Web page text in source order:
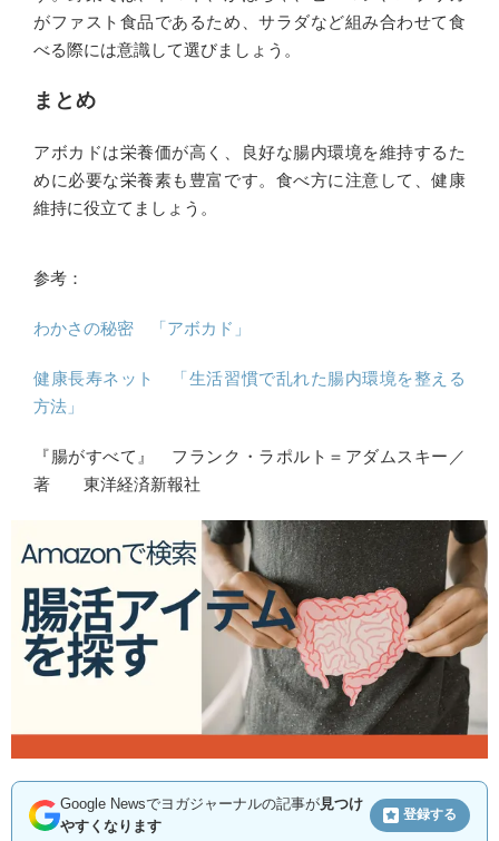
がファスト食品であるため、サラダなど組み合わせて食
べる際には意識して選びましょう。
まとめ
アボカドは栄養価が高く、良好な腸内環境を維持するた
めに必要な栄養素も豊富です。食べ方に注意して、健康
維持に役立てましょう。
参考：
わかさの秘密 「アボカド」
健康長寿ネット 「生活習慣で乱れた腸内環境を整える
方法」
『腸がすべて』 フランク・ラポルト＝アダムスキー／
著 東洋経済新報社
Google Newsでヨガジャーナルの記事が見つけ
やすくなります
登録する